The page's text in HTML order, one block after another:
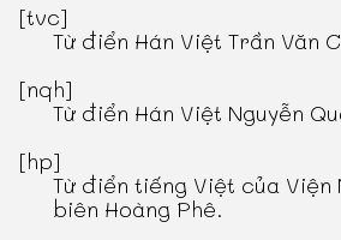
[tvc]
Từ điển Hán Việt Trần Văn
[nqh]
Từ điển Hán Việt Nguyễn
[hp]
Từ điển tiếng Việt của Viện
biên Hoàng Phê.